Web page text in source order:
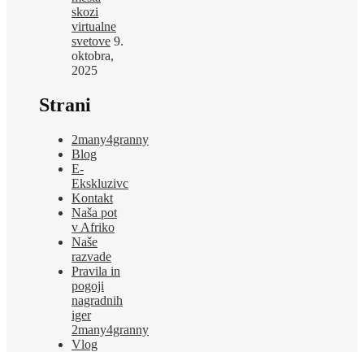
skozi
virtualne
svetove 9.
oktobra,
2025
Strani
2many4granny
Blog
E-
Ekskluzivc
Kontakt
Naša pot
v Afriko
Naše
razvade
Pravila in
pogoji
nagradnih
iger
2many4granny
Vlog